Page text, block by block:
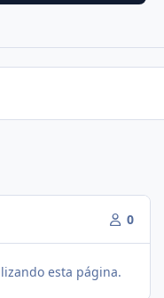
0
esta página.